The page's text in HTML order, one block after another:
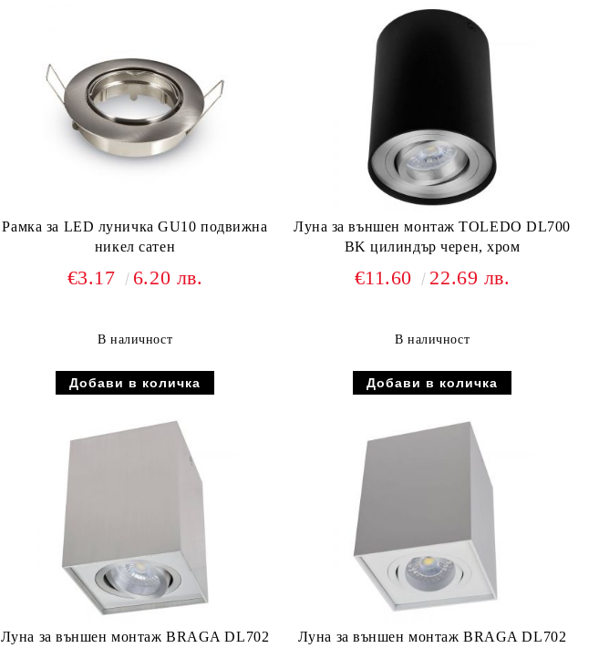
Рамка за LED луничка GU10 подвижна
никел сатен
€3.17 6.20 лв.
В наличност
Луна за външен монтаж TOLEDO DL700
BK цилиндър черен, хром
€11.60 22.69 лв.
В наличност
Луна за външен монтаж BRAGA DL702
Луна за външен монтаж BRAGA DL702